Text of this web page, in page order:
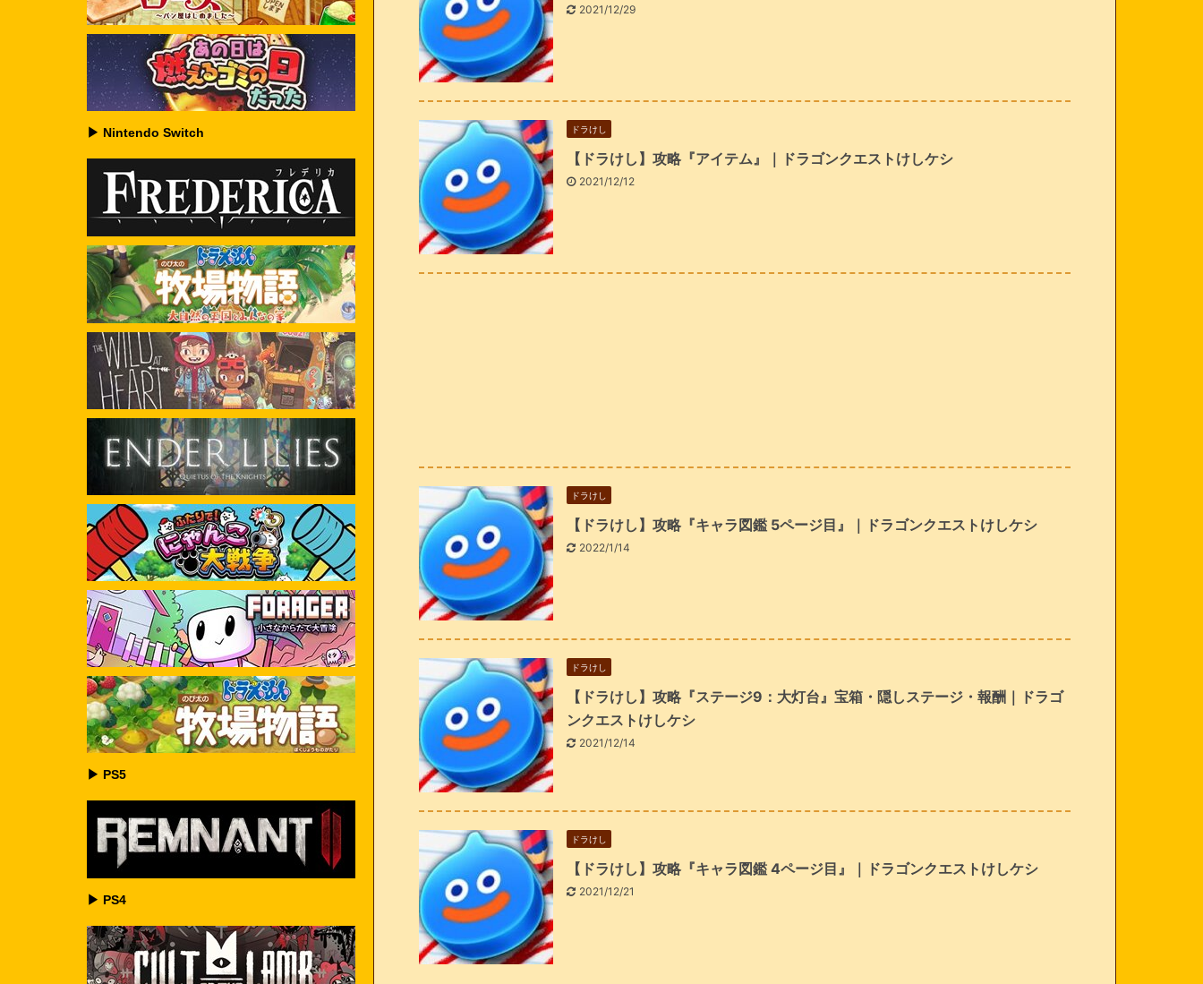
2021/12/29
ドラけし
【ドラけし】攻略『アイテム』｜ドラゴンクエストけしケシ
2021/12/12
ドラけし
【ドラけし】攻略『キャラ図鑑 5ページ目』｜ドラゴンクエストけしケシ
2022/1/14
ドラけし
【ドラけし】攻略『ステージ9：大灯台』宝箱・隠しステージ・報酬｜ドラゴ
ンクエストけしケシ
2021/12/14
ドラけし
【ドラけし】攻略『キャラ図鑑 4ページ目』｜ドラゴンクエストけしケシ
2021/12/21
▶ Nintendo Switch
▶ PS5
▶ PS4